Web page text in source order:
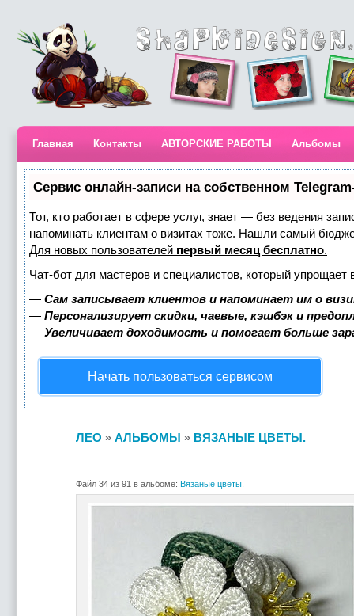
Главная Контакты АВТОРСКИЕ РАБОТЫ Альбомы
Сервис онлайн-записи на собственном
Тот, кто работает в сфере услуг, знает — без ведения
напоминать клиентам о визитах тоже. Нашли самый
Для новых пользователей первый месяц бесплатно.
Чат-бот для мастеров и специалистов, который упрощает
— Сам записывает клиентов и напоминает им о
— Персонализирует скидки, чаевые, кэшбэк и
— Увеличивает доходимость и помогает больше
Начать пользоваться сервисом
ЛЕО » АЛЬБОМЫ » ВЯЗАНЫЕ ЦВЕТЫ.
Файл 34 из 91 в альбоме: Вязаные цветы.